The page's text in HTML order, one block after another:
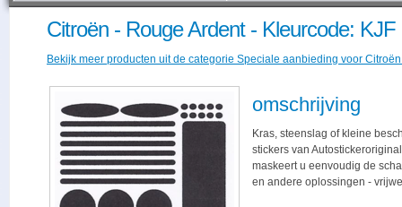
Citroën - Rouge Ardent - Kleurcode: KJF
Bekijk meer producten uit de categorie Speciale aanbieding voor
omschrijving
Kras, steenslag of kleine
stickers van
maskeert u eenvoudig de
en andere oplossingen -